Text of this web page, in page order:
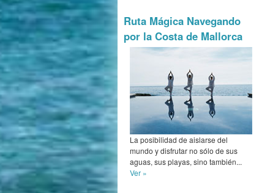
Ruta Mágica Navegando
por la Costa de Mallorca
La posibilidad de aislarse del
mundo y disfrutar no sólo de sus
aguas, sus playas, sino también...
Ver »